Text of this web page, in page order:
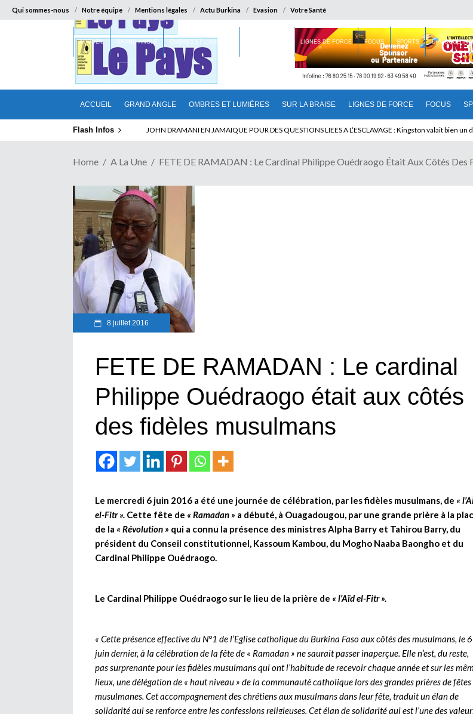
Qui sommes-nous Notre équipe Mentions légales Actu Burkina Evasion Votre Santé
ACCUEIL GRAND ANGLE OMBRES ET LUMIÈRES SUR LA BRAISE LIGNES DE FORCE FOCUS
ACCUEIL GRAND ANGLE OMBRES ET LUMIÈRES LIGNES DE FORCE FOCUS SPORTS DIALOGUE
Flash Infos ELECTION DE TALON A LA TETE DU SENAT BENINOIS : Quand Patrice quitte le pouvoir sans partir !
Home A La Une FETE DE RAMADAN : Le Cardinal Philippe Ouédraogo Était Aux Côtés Des
8 juillet 2016
FETE DE RAMADAN : Le cardinal
Philippe Ouédraogo était aux côtés
des fidèles musulmans
Le mercredi 6 juin 2016 a été une journée de célébration, par les fidèles musulmans, de «
el-Fitr ». Cette fête de « Ramadan » a débuté, à Ouagadougou, par une grande prière à la
de la « Révolution » qui a connu la présence des ministres Alpha Barry et Tahirou Barry, du
président du Conseil constitutionnel, Kassoum Kambou, du Mogho Naaba Baongho et du
Cardinal Philippe Ouédraogo.
Le Cardinal Philippe Ouédraogo sur le lieu de la prière de « l’Aïd el-Fitr ».
« Cette présence effective du N°1 de l’Eglise catholique du Burkina Faso aux côtés des musulmans, le 6
juin dernier, à la célébration de la fête de « Ramadan » ne saurait passer inaperçue. Elle n’est, du reste,
pas surprenante pour les fidèles musulmans qui ont l’habitude de recevoir chaque année et sur les
lieux, une délégation de « haut niveau » de la communauté catholique lors des grandes prières de fêtes
musulmanes. Cet accompagnement des chrétiens aux musulmans dans leur fête, traduit un élan de
solidarité qui se renforce entre les confessions religieuses. Cet élan de solidarité qui est l’une des